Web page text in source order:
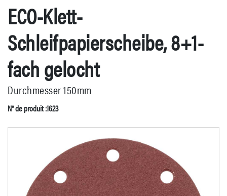
ECO-Klett-
Schleifpapierscheibe, 8+1-
fach gelocht
Durchmesser 150mm
N° de produit :1623